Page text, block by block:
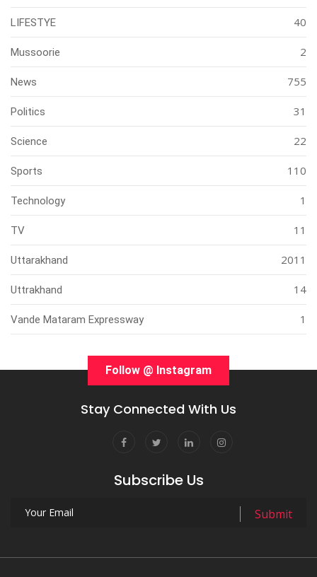
LIFESTYE 40
Mussoorie 2
News 755
Politics 31
Science 22
Sports 110
Technology 1
TV 11
Uttarakhand 2011
Uttrakhand 14
Vande Mataram Expressway 1
Follow @ Instagram
Stay Connected With Us
Subscribe Us